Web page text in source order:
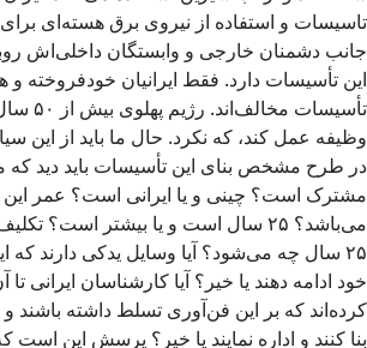
تاسیسات و استفاده از نیروی برق هسته‌ای برای
جانب دشمنان خارجی و وابستگان داخلی‌اش
این تأسیسات دارد. فقط ایرانیان خودفروخته و
وظیفه عمل کند، که نکرد. حال ما باید از این
در طرح مشخص بنای این تأسیسات باید دید که
مشترک است؟ چینی و یا ایرانی است؟ عمر
می‌باشد؟ ۲۵ سال است و یا بیشتر است؟
۲۵ سال چه می‌شود؟ آیا وسایل یدکی دارند که
خود ادامه دهند یا خیر؟ آیا کارشناسان ایرانی تا
کرده‌اند که بر این فن‌آوری تسلط داشته باشند
بنا کنند و اداره نمایند یا خیر؟ پرسش این است